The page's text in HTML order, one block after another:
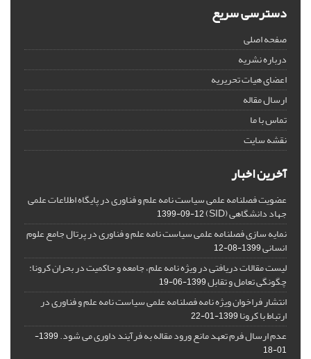
دسترسی سریع
صفحه اصلی
درباره نشریه
اعضای هیات تحریریه
ارسال مقاله
تماس با ما
نقشه سایت
آخرین اخبار
عضویت فصلنامه علمی سیاست نامه علم و فناوری در پایگاه اطلاعات علمی
جهاد دانشگاهی (SID) 1399-09-12
نمایه سازی فصلنامه علمی سیاست نامه علم و فناوری در پرتال جامع علوم
انسانی1399-08-12
لیست مقالات دریافتی در ویژه نامه علم، جامعه و حاکمیت در بحران کرونا:
چگونگی تعامل و تقابل1399-06-19
انتشار فراخوان ویژه‏ نامه فصلنامه علمی سیاست نامه علم و فناوری در
ارتباط با کرونا1399-01-22
عدم ارسال فرم تعهد مانع ورود مقاله به فرآیند داوری می شود.
1399-
01-18